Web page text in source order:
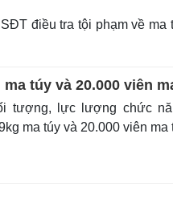
điều tra tội phạm về ma
túy và 20.000 viên
tượng, lực lượng chức
ma túy và 20.000 viên ma